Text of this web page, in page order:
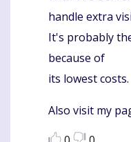
handle extra
It's probably
because of
its lowest costs.
Also visit my